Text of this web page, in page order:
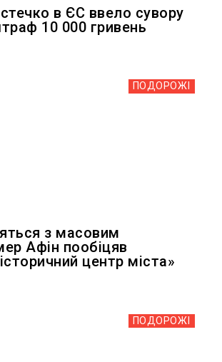
в ЄС ввело сувору
10 000 гривень
ПОДОРОЖІ
з масовим
Афін пообіцяв
центр міста»
ПОДОРОЖІ